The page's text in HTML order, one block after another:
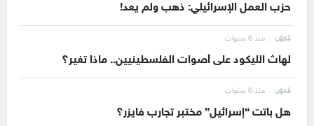
حزب العمل الإسرائيلي: ذهب ولم يعد!
مُكوّن منذ 6 سنوات
لهاث الليكود على أصوات الفلسطينيين.. ماذا تغير؟
مُكوّن منذ 6 سنوات
هل باتت “إسرائيل” مختبر تجارب فايزر؟